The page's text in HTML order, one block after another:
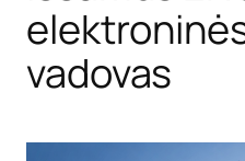
vadovas